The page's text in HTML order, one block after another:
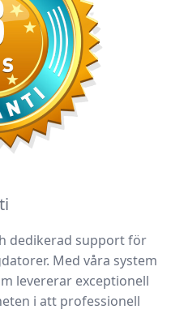
dedikerad support för
Med våra system
levererar exceptionell
i att professionell